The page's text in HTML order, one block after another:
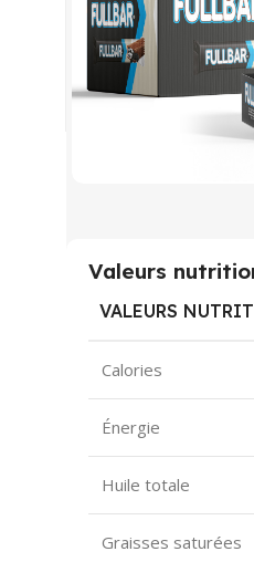
Valeurs
VALEURS
Calories
Énergie
Huile totale
Graisses saturées